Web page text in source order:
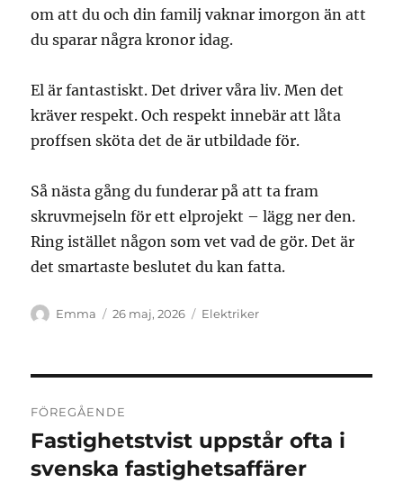
om att du och din familj vaknar imorgon än att
du sparar några kronor idag.
El är fantastiskt. Det driver våra liv. Men det
kräver respekt. Och respekt innebär att låta
proffsen sköta det de är utbildade för.
Så nästa gång du funderar på att ta fram
skruvmejseln för ett elprojekt – lägg ner den.
Ring istället någon som vet vad de gör. Det är
det smartaste beslutet du kan fatta.
Författare
Emma
Publicerat
26 maj, 2026 Kategorier
Elektriker
FÖREGÅENDE
Föregående
inlägg:
Fastighetstvist uppstår ofta i
svenska fastighetsaffärer